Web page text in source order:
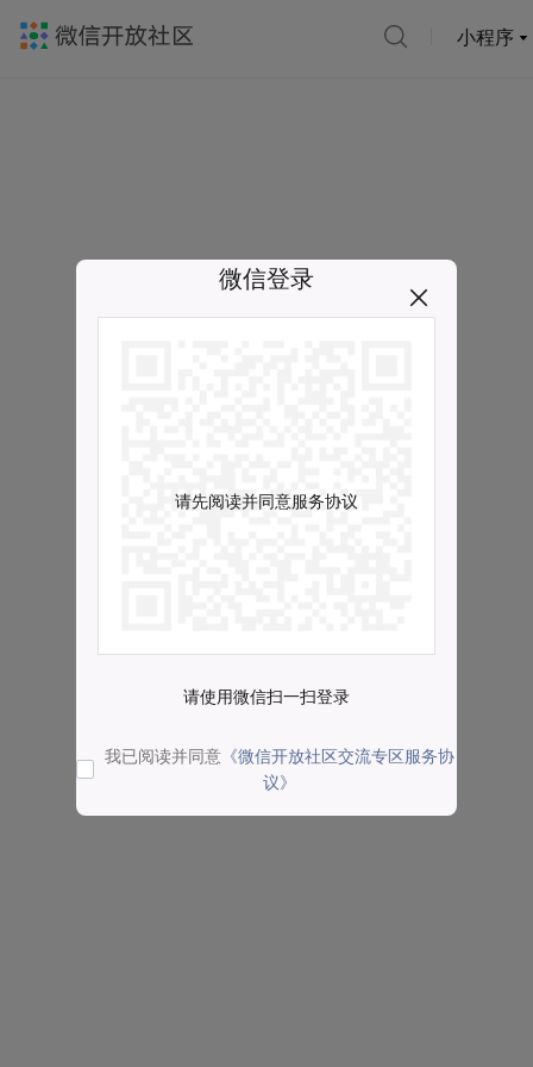
小程序
微信登录
请先阅读并同意服务协议
请使用微信扫一扫登录
我已阅读并同意 《微信开放社区交流专区服务协
议》